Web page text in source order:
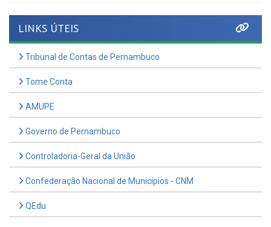
Tribunal de Contas de Pernambuco
Tome Conta
AMUPE
Governo de Pernambuco
Controladoria-Geral da União
Confederação Nacional de Municípios - CNM
QEdu
SICONFI - Tesouro Nacional